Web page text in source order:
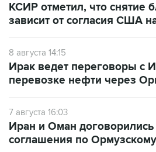
КСИР отметил, что снятие
зависит от согласия США
8 августа 14:15
Ирак ведет переговоры с
перевозке нефти через
7 августа 16:03
Иран и Оман
соглашения по